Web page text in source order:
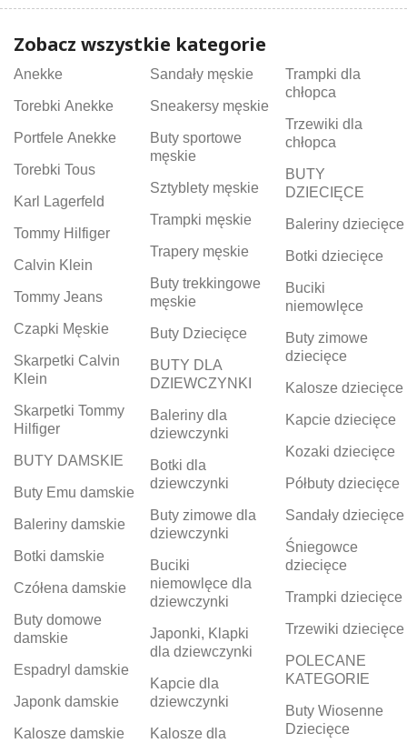
Zobacz wszystkie kategorie
Anekke
Torebki Anekke
Portfele Anekke
Torebki Tous
Karl Lagerfeld
Tommy Hilfiger
Calvin Klein
Tommy Jeans
Czapki Męskie
Skarpetki Calvin
Klein
Skarpetki Tommy
Hilfiger
BUTY DAMSKIE
Buty Emu damskie
Baleriny damskie
Botki damskie
Czółena damskie
Buty domowe
damskie
Espadryl damskie
Japonk damskie
Kalosze damskie
Sandały męskie
Sneakersy męskie
Buty sportowe
męskie
Sztyblety męskie
Trampki męskie
Trapery męskie
Buty trekkingowe
męskie
Buty Dziecięce
BUTY DLA
DZIEWCZYNKI
Baleriny dla
dziewczynki
Botki dla
dziewczynki
Buty zimowe dla
dziewczynki
Buciki
niemowlęce dla
dziewczynki
Japonki, Klapki
dla dziewczynki
Kapcie dla
dziewczynki
Kalosze dla
Trampki dla
chłopca
Trzewiki dla
chłopca
BUTY
DZIECIĘCE
Baleriny dziecięce
Botki dziecięce
Buciki
niemowlęce
Buty zimowe
dziecięce
Kalosze dziecięce
Kapcie dziecięce
Kozaki dziecięce
Półbuty dziecięce
Sandały dziecięce
Śniegowce
dziecięce
Trampki dziecięce
Trzewiki dziecięce
POLECANE
KATEGORIE
Buty Wiosenne
Dziecięce